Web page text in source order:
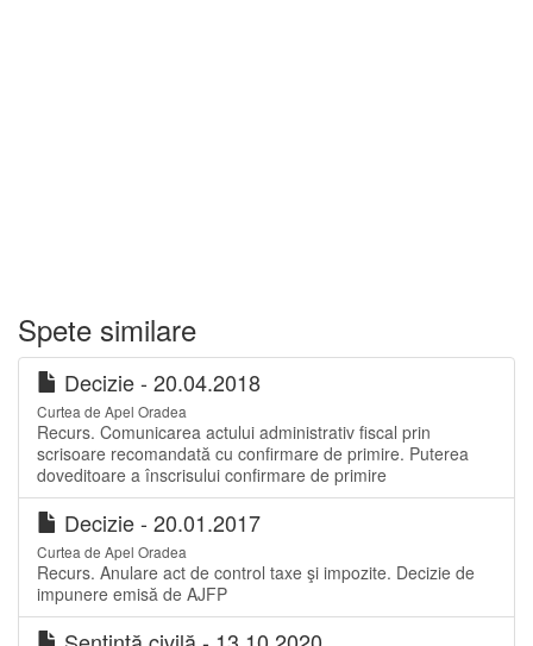
Spete similare
Decizie - 20.04.2018
Curtea de Apel Oradea
Recurs. Comunicarea actului administrativ fiscal prin
scrisoare recomandată cu confirmare de primire. Puterea
doveditoare a înscrisului confirmare de primire
Decizie - 20.01.2017
Curtea de Apel Oradea
Recurs. Anulare act de control taxe şi impozite. Decizie de
impunere emisă de AJFP